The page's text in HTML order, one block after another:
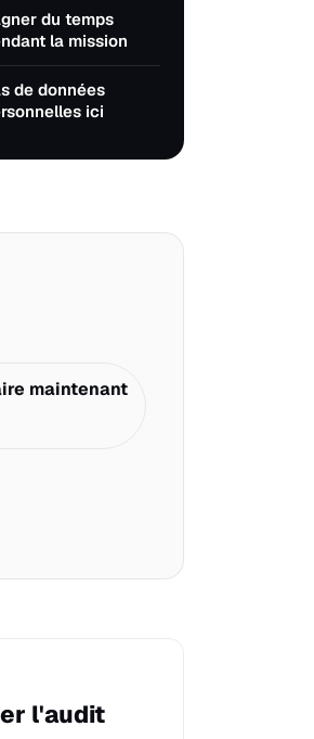
du temps
la mission
de données
ici
maintenant
l'audit